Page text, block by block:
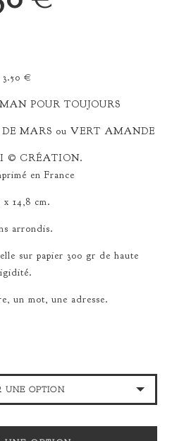
3.50 €
POUR TOUJOURS
DE MARS ou VERT AMANDE
© CRÉATION.
en France
x 14,8 cm.
arrondis.
sur papier 300 gr de haute
un mot, une adresse.
UNE OPTION